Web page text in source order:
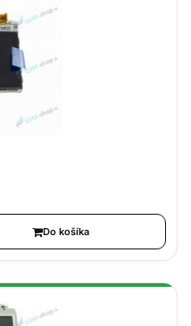
Do košíka